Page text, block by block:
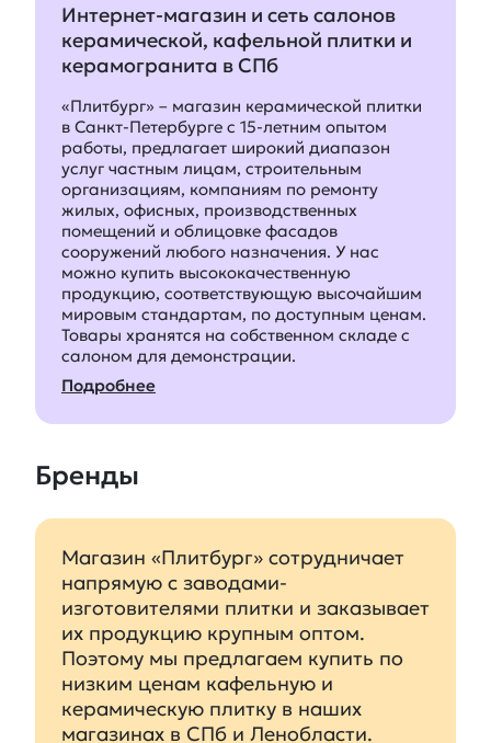
Интернет-магазин и сеть салонов
керамической, кафельной плитки и
керамогранита в СПб
«Плитбург» – магазин керамической плитки
в Санкт-Петербурге с 15-летним опытом
работы, предлагает широкий диапазон
услуг частным лицам, строительным
организациям, компаниям по ремонту
жилых, офисных, производственных
помещений и облицовке фасадов
сооружений любого назначения. У нас
можно купить высококачественную
продукцию, соответствующую высочайшим
мировым стандартам, по доступным ценам.
Товары хранятся на собственном складе с
салоном для демонстрации.
Подробнее
Бренды
Магазин «Плитбург» сотрудничает
напрямую с заводами-
изготовителями плитки и заказывает
их продукцию крупным оптом.
Поэтому мы предлагаем купить по
низким ценам кафельную и
керамическую плитку в наших
магазинах в СПб и Ленобласти.